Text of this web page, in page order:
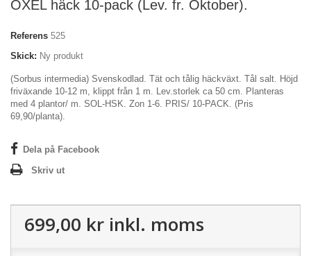
OXEL häck 10-pack (Lev. fr. Oktober).
Referens 525
Skick: Ny produkt
(Sorbus intermedia) Svenskodlad. Tät och tålig häckväxt. Tål salt. Höjd
friväxande 10-12 m, klippt från 1 m. Lev.storlek ca 50 cm. Planteras
med 4 plantor/ m. SOL-HSK. Zon 1-6. PRIS/ 10-PACK. (Pris
69,90/planta).
Dela på Facebook
Skriv ut
699,00 kr inkl. moms